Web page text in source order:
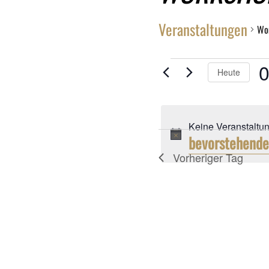
Veranstaltungen
AUGUST
2026
Keine
Heute
Vorheriger Tag